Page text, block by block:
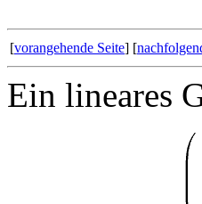
[vorangehende Seite] [
Ein lineares